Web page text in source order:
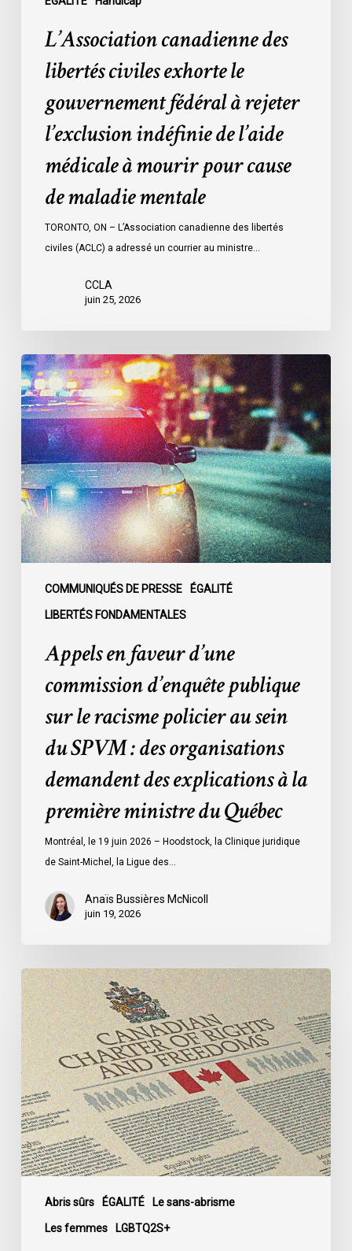
l’aide
médicale
mourir
cause
maladie
mentale
L’Association canadienne des
libertés civiles exhorte le
gouvernement fédéral à rejeter
l’exclusion indéfinie de l’aide
médicale à mourir pour cause
de maladie mentale
TORONTO, ON – L’Association canadienne des libertés
civiles (ACLC) a adressé un courrier au ministre…
CCLA
juin 25, 2026
COMMUNIQUÉS DE PRESSE ÉGALITÉ
LIBERTÉS FONDAMENTALES
Appels
en
faveur
d’une
commission
d’enquête
publique
sur
le
racisme
policier
SPVM
organisations
explications
première
ministre
Québec
Appels en faveur d’une
commission d’enquête publique
sur le racisme policier au sein
du SPVM : des organisations
demandent des explications à la
première ministre du Québec
Montréal, le 19 juin 2026 – Hoodstock, la Clinique juridique
de Saint-Michel, la Ligue des…
Anaïs Bussières McNicoll
juin 19, 2026
Abris sûrs ÉGALITÉ Le sans-abrisme
Les femmes LGBTQ2S+
Dans
une
contribution
adressée
au
Parlement,
l’ACLC
plaide
en
faveur
accès